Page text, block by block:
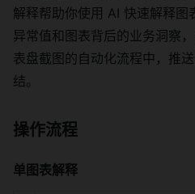
解释帮助你使用 AI 快速解释图
异常值和图表背后的业务洞察
表盘截图的自动化流程中，推
结。
操作流程
单图表解释